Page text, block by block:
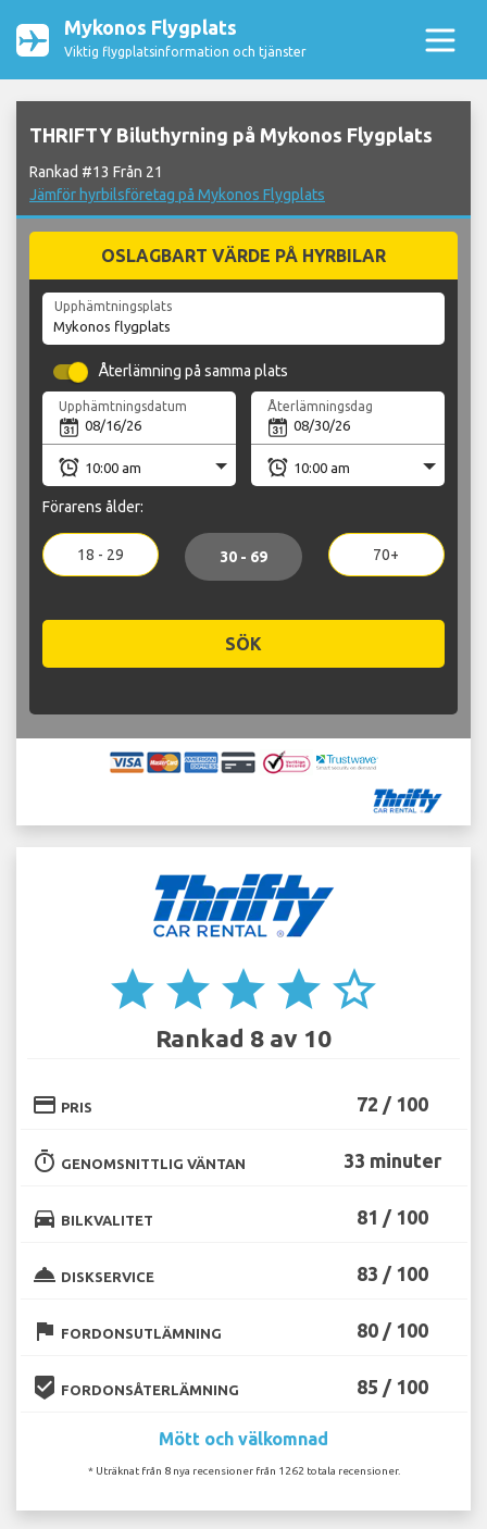
Mykonos Flygplats
Viktig flygplatsinformation och tjänster
THRIFTY Biluthyrning på Mykonos Flygplats
Rankad #13 Från 21
Jämför hyrbilsföretag på Mykonos Flygplats
OSLAGBART VÄRDE PÅ HYRBILAR
Upphämtningsplats
Återlämning på samma plats
Upphämtningsdatum Återlämningsdag
Förarens ålder:
18 - 29 30 - 69 70+
SÖK
star star star star star_border
Rankad 8 av 10
credit_card PRIS 72 / 100
timer GENOMSNITTLIG VÄNTAN 33 minuter
directions_car BILKVALITET 81 / 100
room_service DISKSERVICE 83 / 100
flag FORDONSUTLÄMNING 80 / 100
beenhere FORDONSÅTERLÄMNING 85 / 100
Mött och välkomnad
* Uträknat från 8 nya recensioner från 1262 totala recensioner.